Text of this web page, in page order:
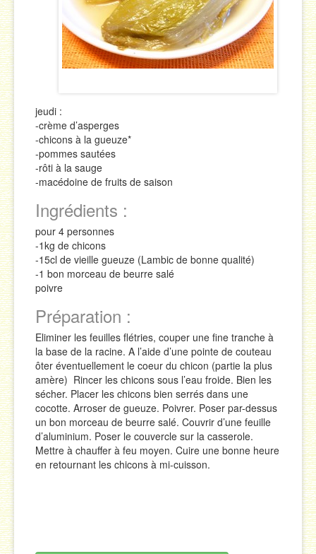
Soupes & Potages
Trucs & Astuces
jeudi :
-crème d’asperges
-chicons à la gueuze*
-pommes sautées
-rôti à la sauge
-macédoine de fruits de saison
Ingrédients :
pour 4 personnes
-1kg de chicons
-15cl de vieille gueuze (Lambic de bonne qualité)
-1 bon morceau de beurre salé
poivre
Préparation :
Eliminer les feuilles flétries, couper une fine tranche à
la base de la racine. A l’aide d’une pointe de couteau
ôter éventuellement le coeur du chicon (partie la plus
amère) Rincer les chicons sous l’eau froide. Bien les
sécher. Placer les chicons bien serrés dans une
cocotte. Arroser de gueuze. Poivrer. Poser par-dessus
un bon morceau de beurre salé. Couvrir d’une feuille
d’aluminium. Poser le couvercle sur la casserole.
Mettre à chauffer à feu moyen. Cuire une bonne heure
en retournant les chicons à mi-cuisson.